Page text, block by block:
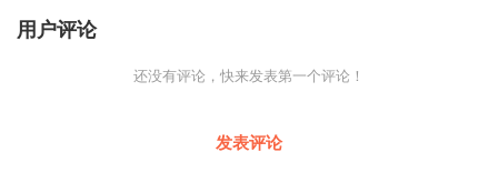
用户评论
还没有评论，快来发表第一个评论！
发表评论